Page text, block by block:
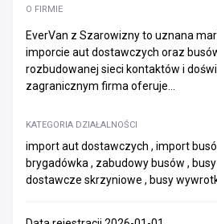
O FIRMIE
EverVan z Szarowizny to uznana
imporcie aut dostawczych oraz
rozbudowanej sieci kontaktów i
zagranicznym firma oferuje...
KATEGORIA DZIAŁALNOŚCI
import aut dostawczych , import
brygadówka , zabudowy busów ,
dostawcze skrzyniowe , busy